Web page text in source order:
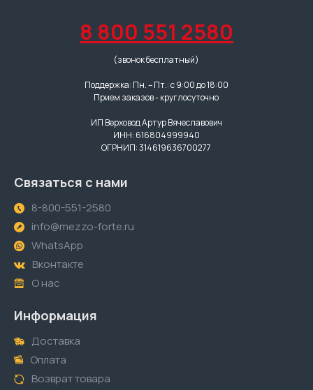
8 800 551 2580
(звонок бесплатный)
Поддержка: Пн. – Пт.: с 9:00 до 18:00
Прием заказов - круглосуточно
ИП Верховод Артур Вячеславович
ИНН: 616804999940
ОГРНИП: 314619636700277
Связаться с нами
8-800-551-2580
info@mezzo-forte.ru
WhatsApp
Вконтакте
О нас
Информация
Доставка
Оплата
Возврат товара